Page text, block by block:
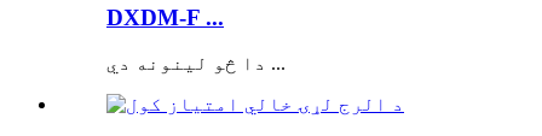
DXDM-F ...
دا څو لینونه دي ...